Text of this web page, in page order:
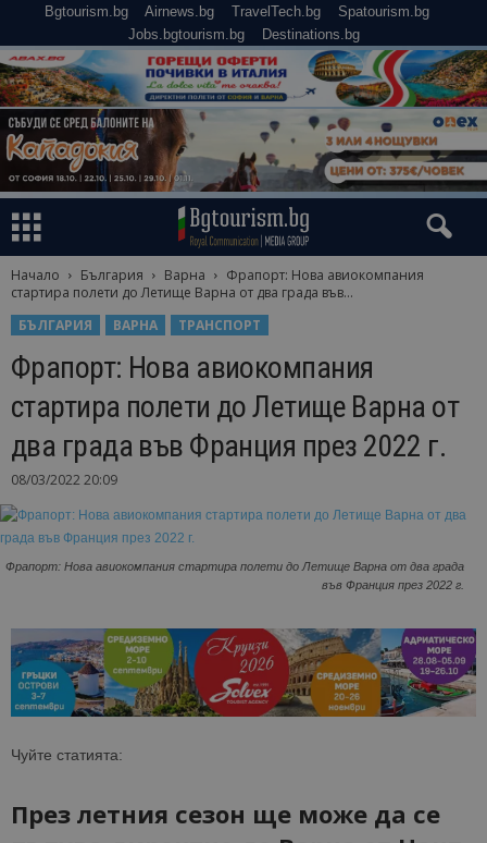
Bgtourism.bg Airnews.bg TravelTech.bg
Spatourism.bg
Jobs.bgtourism.bg
Destinations.bg
Начало България Варна
Фрапорт: Нова авиокомпания
стартира полети до Летище Варна от два града във...
БЪЛГАРИЯ
ВАРНА ТРАНСПОРТ
Фрапорт: Нова авиокомпания
стартира полети до Летище Варна от
два града във Франция през 2022 г.
08/03/2022 20:09
Фрапорт: Нова авиокомпания стартира полети до Летище Варна от два града
във Франция през 2022 г.
Чуйте статията:
През летния сезон ще може да се